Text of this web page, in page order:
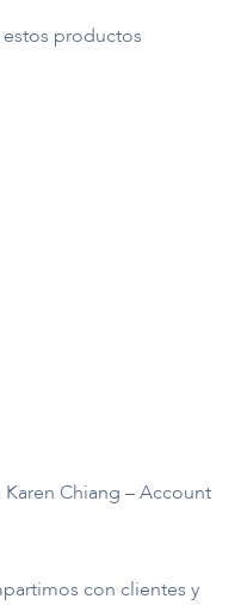
productos
Chiang – Account
con clientes y